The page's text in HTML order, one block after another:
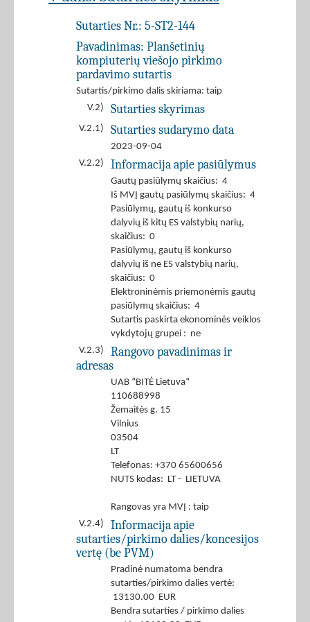
Sutarties Nr.: 5-ST2-144
Pavadinimas: Planšetinių
kompiuterių viešojo pirkimo
pardavimo sutartis
Sutartis/pirkimo dalis skiriama: taip
V.2)
Sutarties skyrimas
V.2.1) Sutarties sudarymo data
2023-09-04
V.2.2)
Informacija apie pasiūlymus
Gautų pasiūlymų skaičius: 4
Iš MVĮ gautų pasiūlymų skaičius: 4
Pasiūlymų, gautų iš konkurso
dalyvių iš kitų ES valstybių narių,
skaičius: 0
Pasiūlymų, gautų iš konkurso
dalyvių iš ne ES valstybių narių,
skaičius: 0
Elektroninėmis priemonėmis gautų
pasiūlymų skaičius: 4
Sutartis paskirta ekonominės veiklos
vykdytojų grupei : ne
V.2.3)
Rangovo pavadinimas ir
adresas
UAB “BITĖ Lietuva“
110688998
Žemaitės g. 15
Vilnius
03504
LT
Telefonas: +370 65600656
NUTS kodas: LT - LIETUVA
Rangovas yra MVĮ : taip
V.2.4)
Informacija apie
sutarties/pirkimo dalies/koncesijos
vertę (be PVM)
Pradinė numatoma bendra
sutarties/pirkimo dalies vertė:
13130.00 EUR
Bendra sutarties / pirkimo dalies